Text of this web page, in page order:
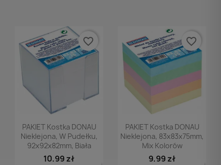
Podgląd
PAKIET Kostka DONAU
Nieklejona, W Pudełku,
92x92x82mm, Biała
10,99 zł
favorite_border
Podgląd
PAKIET Kostka DONAU
Nieklejona, 83x83x75mm,
Mix Kolorów
9,99 zł
favorite_border